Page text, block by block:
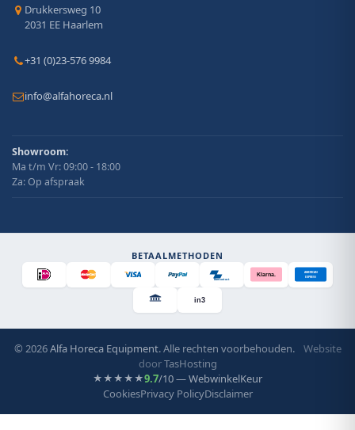
Drukkersweg 10
2031 EE Haarlem
+31 (0)23-576 9984
info@alfahoreca.nl
Showroom:
Ma t/m Vr: 09:00 - 18:00
Za: Op afspraak
BETAALMETHODEN
Bancontact
Klarna.
AMERICAN
EXPRESS
in3
© 2026Alfa Horeca Equipment. Alle rechten voorbehouden.
Website
doorTasHosting
★★★★★9.7/10 — WebwinkelKeur
CookiesPrivacy PolicyDisclaimer